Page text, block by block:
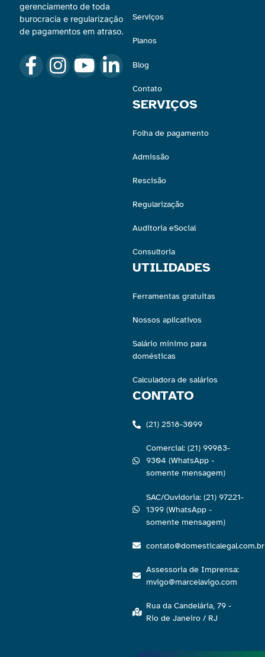
gerenciamento de toda
burocracia e regularização
de pagamentos em atraso.
Serviços
Planos
Blog
Contato
SERVIÇOS
Folha de pagamento
Admissão
Rescisão
Regularização
Auditoria eSocial
Consultoria
UTILIDADES
Ferramentas gratuitas
Nossos aplicativos
Salário mínimo para
domésticas
Calculadora de salários
CONTATO
(21) 2518-3099
Comercial: (21) 99983-
9304 (WhatsApp -
somente mensagem)
SAC/Ouvidoria: (21) 97221-
1399 (WhatsApp -
somente mensagem)
contato@domesticalegal.com.br
Assessoria de Imprensa:
mvigo@marcelavigo.com
Rua da Candelária, 79 -
Rio de Janeiro / RJ